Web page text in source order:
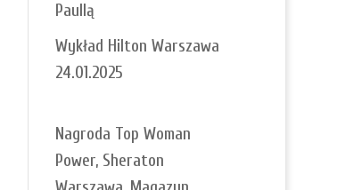
Paullą
Wykład Hilton Warszawa
24.01.2025
Nagroda Top Woman
Power, Sheraton